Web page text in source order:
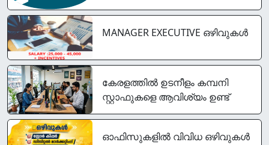
MANAGER EXECUTIVE ഒഴിവുകൾ
കേരളത്തിൽ ഉടനീളം കമ്പനി
സ്റ്റാഫുകളെ ആവിശ്യം ഉണ്ട്
ഓഫിസുകളിൽ വിവിധ ഒഴിവുകൾ